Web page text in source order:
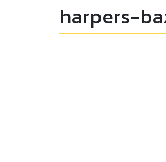
harpers-